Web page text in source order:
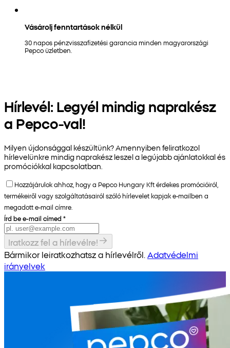
Vásárolj fenntartások nélkül
30 napos pénzvisszafizetési garancia minden magyarországi
Pepco üzletben.
Hírlevél: Legyél mindig naprakész
a Pepco-val!
Milyen újdonsággal készültünk? Amennyiben feliratkozol
hírlevelünkre mindig naprakész leszel a legújabb ajánlatokkal és
promóciókkal kapcsolatban.
Hozzájárulok ahhoz, hogy a Pepco Hungary Kft érdekes promócióiról,
termékeiről vagy szolgáltatásairól szóló hírlevelet kapjak e-mailben a
megadott e-mail címre.
Írd be e-mail címed *
Iratkozz fel a hírlevélre!
Bármikor leiratkozhatsz a hírlevélről. Adatvédelmi
irányelvek